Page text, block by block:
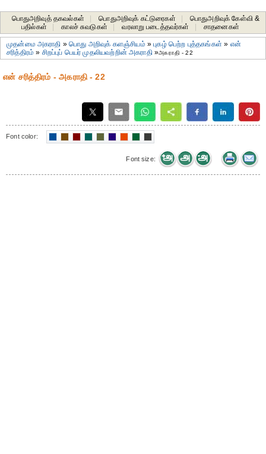
பொதுஅறிவுத் தகவல்கள் பொதுஅறிவுக் கட்டுரைகள்
பொதுஅறிவுக் கேள்வி &
பதில்கள்
காலச் சுவடுகள் வரலாறு படைத்தவர்கள் சாதனைகள்‎
முதன்மை அகராதி »பொது அறிவுக் களஞ்சியம் »புகழ் பெற்ற புத்தகங்கள் » என்
சரித்திரம் » சிறப்புப் பெயர் முதலியவற்றின் அகராதி»அகராதி - 22
என் சரித்திரம் - அகராதி - 22
Font color:
Font size: